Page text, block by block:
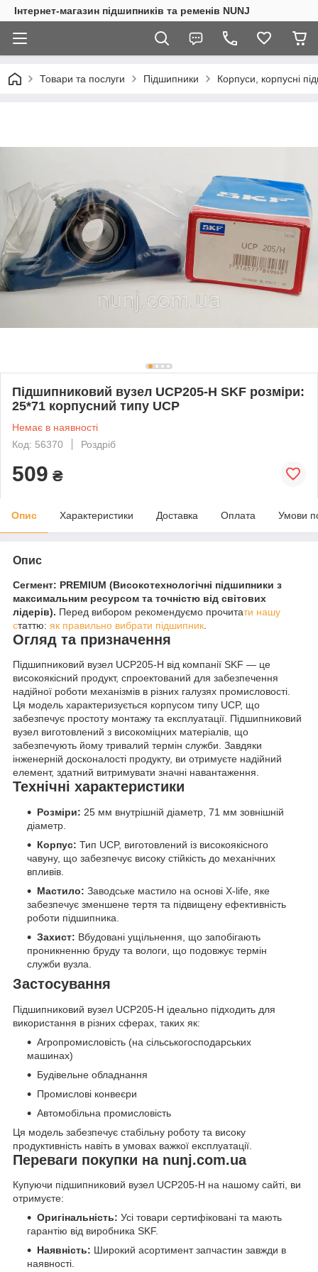
Інтернет-магазин підшипників та ременів NUNJ
Товари та послуги Підшипники Корпуси, корпусні
Підшипниковий вузел UCP205-H SKF розміри:
25*71 корпусний типу UCP
Немає в наявності
Код: 56370
Роздріб
509 ₴
Опис Характеристики Доставка Оплата Умови
Опис
Сегмент: PREMIUM (Високотехнологічні підшипники з
максимальним ресурсом та точністю від світових
лідерів). Перед вибором рекомендуємо прочитати нашу
статтю: як правильно вибрати підшипник
Огляд та призначення
Підшипниковий вузел UCP205-H від компанії SKF — це
високоякісний продукт, спроектований для забезпечення
надійної роботи механізмів в різних галузях промисловості.
Ця модель характеризується корпусом типу UCP, що
забезпечує простоту монтажу та експлуатації. Підшипниковий
вузел виготовлений з високоміцних матеріалів, що
забезпечують йому тривалий термін служби. Завдяки
інженерній досконалості продукту, ви отримуєте надійний
елемент, здатний витримувати значні навантаження.
Технічні характеристики
Розміри: 25 мм внутрішній діаметр, 71 мм зовнішній
діаметр.
Корпус: Тип UCP, виготовлений із високоякісного
чавуну, що забезпечує високу стійкість до механічних
впливів.
Мастило: Заводське мастило на основі X-life, яке
забезпечує зменшене тертя та підвищену ефективність
роботи підшипника.
Захист: Вбудовані ущільнення, що запобігають
проникненню бруду та вологи, що подовжує термін
служби вузла.
Застосування
Підшипниковий вузел UCP205-H ідеально підходить для
використання в різних сферах, таких як:
Агропромисловість (на сільськогосподарських
машинах)
Будівельне обладнання
Промислові конвеєри
Автомобільна промисловість
Ця модель забезпечує стабільну роботу та високу
продуктивність навіть в умовах важкої експлуатації.
Переваги покупки на nunj.com.ua
Купуючи підшипниковий вузел UCP205-H на нашому сайті, ви
отримуєте:
Оригінальність: Усі товари сертифіковані та мають
гарантію від виробника SKF.
Наявність: Широкий асортимент запчастин завжди в
наявності.